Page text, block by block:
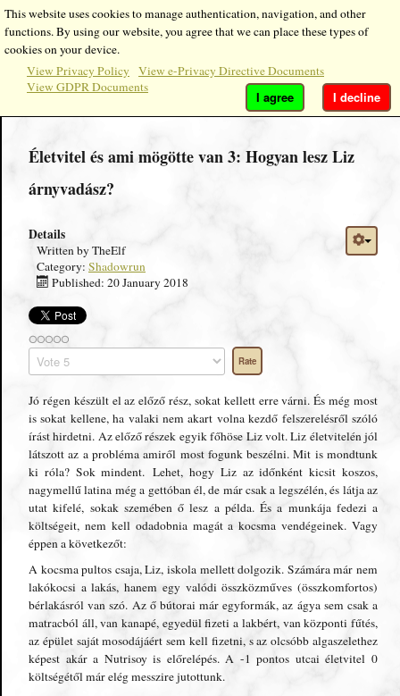
Életvitel és ami mögötte van 3: Hogyan lesz Liz
árnyvadász?
Details
Written byTheElf
Category: Shadowrun
Published: 20 January 2018
Please
Rate
Jó régen készült el az előző rész, sokat kellett erre várni. És még most
is sokat kellene, ha valaki nem akart volna kezdő felszerelésről szóló
írást hirdetni. Az előző részek egyik főhöse Liz volt. Liz életvitelén jól
látszott az a probléma amiről most fogunk beszélni. Mit is mondtunk
ki róla? Sok mindent. Lehet, hogy Liz az időnként kicsit koszos,
nagymellű latina még a gettóban él, de már csak a legszélén, és látja az
utat kifelé, sokak szemében ő lesz a példa. És a munkája fedezi a
költségeit, nem kell odadobnia magát a kocsma vendégeinek. Vagy
éppen a következőt:
A kocsma pultos csaja, Liz, iskola mellett dolgozik. Számára már nem
lakókocsi a lakás, hanem egy valódi összközműves (összkomfortos)
bérlakásról van szó. Az ő bútorai már egyformák, az ágya sem csak a
matracból áll, van kanapé, egyedül fizeti a lakbért, van központi fűtés,
az épület saját mosodájáért sem kell fizetni, s az olcsóbb algaszelethez
képest akár a Nutrisoy is előrelépés. A -1 pontos utcai életvitel 0
költségétől már elég messzire jutottunk.
This website uses cookies to manage authentication, navigation, and other
functions. By using our website, you agree that we can place these types of
cookies on your device.
View Privacy Policy
View e-Privacy Directive Documents
View GDPR Documents
I decline
I agree